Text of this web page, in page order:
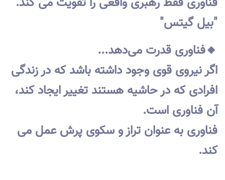
"بیل گیتس"
🔸فناوری قدرت می‌دهد...
اگر نیروی قوی وجود داشته باشد که در زندگی
افرادی که در حاشیه هستند تغییر ایجاد کند،
آن فناوری است.
فناوری به عنوان تراز و سکوی پرش عمل می
کند.